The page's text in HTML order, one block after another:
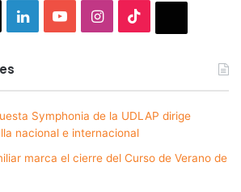
LinkedInYouTubeInstagram
Symphonia de la UDLAP dirige
nacional e internacional
marca el cierre del Curso de Verano de